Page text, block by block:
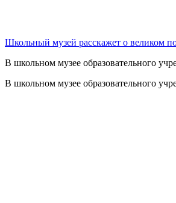
Школьный музей расскажет о великом
В школьном музее образовательного
В школьном музее образовательного